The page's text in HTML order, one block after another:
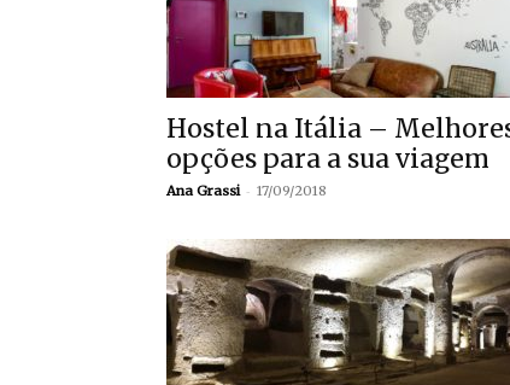
Hostel na Itália –
opções para a sua viagem
Ana Grassi - 17/09/2018